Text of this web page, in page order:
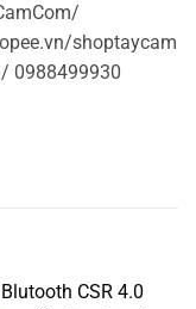
shoptaycam
0988499930